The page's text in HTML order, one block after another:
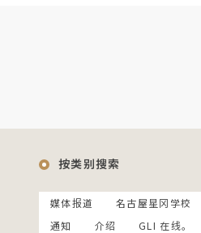
按类别搜索
媒体报道
名古屋星冈学校
通知
介绍
GLI 在线。